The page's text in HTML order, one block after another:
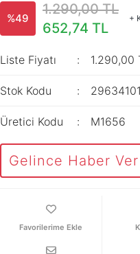
%49
1.290,00 TL
652,74 TL
+
Liste Fiyatı 1.290,00
Stok Kodu
Üretici Kodu M1656
Gelince Haber Ver